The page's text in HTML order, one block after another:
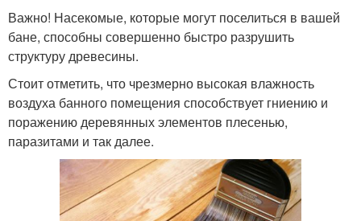
Важно! Насекомые, которые могут поселиться в вашей
бане, способны совершенно быстро разрушить
структуру древесины.
Стоит отметить, что чрезмерно высокая влажность
воздуха банного помещения способствует гниению и
поражению деревянных элементов плесенью,
паразитами и так далее.